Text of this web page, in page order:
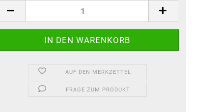
AUF DEN MERKZETTEL
FRAGE ZUM PRODUKT